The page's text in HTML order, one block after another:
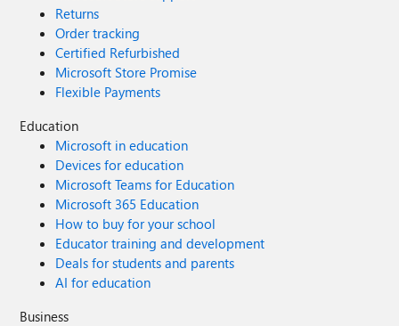
Returns
Order tracking
Certified Refurbished
Microsoft Store Promise
Flexible Payments
Education
Microsoft in education
Devices for education
Microsoft Teams for Education
Microsoft 365 Education
How to buy for your school
Educator training and development
Deals for students and parents
AI for education
Business